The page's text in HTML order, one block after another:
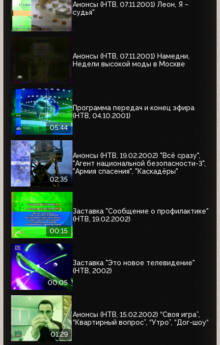
Анонсы (НТВ, 07.11.2001) Леон, Я –
судья"
Анонсы (НТВ, 07.11.2001) Намедни,
Недели высокой моды в Москве
05:44
Программа передач и конец эфира
(НТВ, 04.10.2001)
02:35
Анонсы (НТВ, 19.02.2002) "Всё сразу",
"Агент национальной безопасности-3",
"Армия спасения", "Каскадёры"
00:15
Заставка "Сообщение о профилактике"
(НТВ, 19.02.2002)
00:05
Заставка "Это новое телевидение"
(НТВ, 2002)
01:29
Анонсы (НТВ, 15.02.2002) “Своя игра”,
“Квартирный вопрос”, “Утро”, “Дог-шоу“